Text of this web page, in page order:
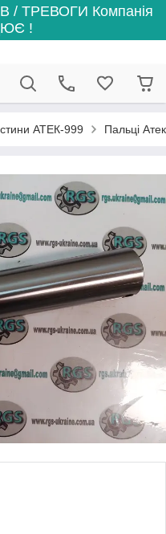
/ ТРЕВОГИ Компанія
!
АТЕК-999 Пальці